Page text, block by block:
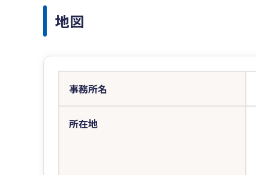
地図
事務所名
所在地